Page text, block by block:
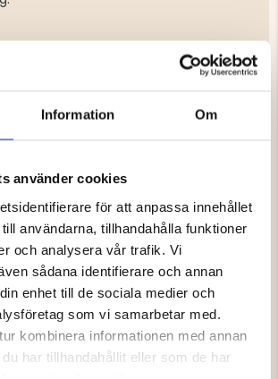
Information Om
använder cookies
för att anpassa innehållet
användarna, tillhandahålla funktioner
och analysera vår trafik. Vi
sådana identifierare och annan
enhet till de sociala medier och
som vi samarbetar med.
kombinera informationen med annan
har tillhandahållit eller som de har
åtelkameror
ingår
krävande utomhusmiljöer
Gamekeeper APEX och andra
enheter